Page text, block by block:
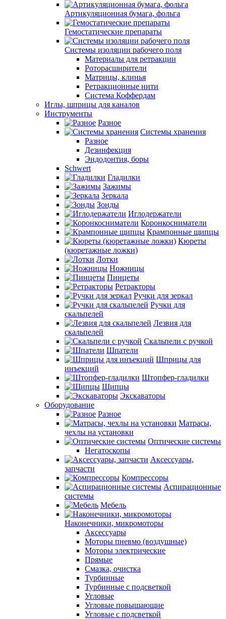
Артикуляционная бумага, фольга
Гемостатические препараты
Системы изоляции рабочего поля
Материалы для ретракции
Роторасширители
Матрицы, клинья
Ретракционные нити
Система Коффердам
Иглы, шприцы для каналов
Инструменты
Разное
Системы хранения
Разное
Дезинфекция
Эндодонтия, боры
Schwert
Гладилки
Зажимы
Зеркала
Зонды
Иглодержатели
Коронкосниматели
Крампонные щипцы
Кюреты
(кюретажные ложки)
Лотки
Ножницы
Пинцеты
Ретракторы
Ручки для зеркал
Ручки для
скальпелей
Лезвия для
скальпелей
Скальпели с ручкой
Шпатели
Шприцы для
инъекций
Штопфер-гладилки
Щипцы
Экскаваторы
Оборудование
Разное
Матрасы,
чехлы на установки
Оптические системы
Негатоскопы
Аксессуары,
запчасти
Компрессоры
Аспирационные
системы
Мебель
Наконечники, микромоторы
Аксессуары
Моторы пневмо (воздушные)
Моторы электрические
Прямые
Смазка, очистка
Турбинные
Турбинные с подсветкой
Угловые
Угловые повышающие
Угловые с подсветкой